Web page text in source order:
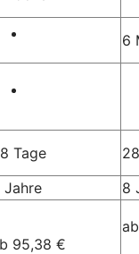
6
Tage
Jahre
8
95,38 €